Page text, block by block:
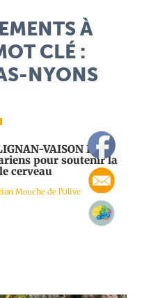
À
CLÉ :
NYONS
VAISON LA
pour soutenir la
cerveau
Mouche de l'Olive